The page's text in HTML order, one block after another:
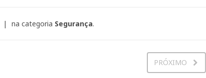
na categoria Segurança.
PRÓXIMO